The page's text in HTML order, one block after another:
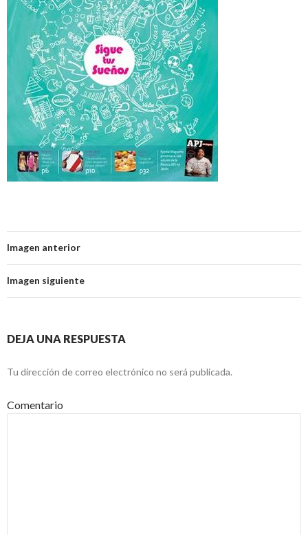
Imagen anterior
Imagen siguiente
DEJA UNA RESPUESTA
Tu dirección de correo electrónico no será publicada.
Comentario